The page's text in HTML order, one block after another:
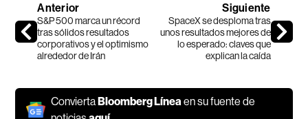
Anterior
S&P 500 marca un récord
tras sólidos resultados
corporativos y el optimismo
alrededor de Irán
Siguiente
SpaceX se desploma tras
unos resultados mejores de
lo esperado: claves que
explican la caída
ConviertaBloomberg Línea en su fuente de